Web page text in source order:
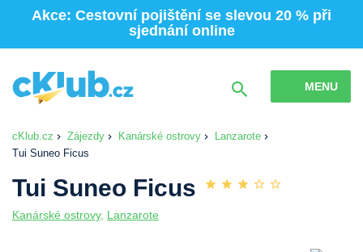
Akce: Cestovní pojištění se slevou 20 % při
sjednání online
MENU
cKlub.cz Zájezdy Kanárské ostrovy
Lanzarote
Tui Suneo Ficus
Tui Suneo Ficus
Kanárské ostrovy, Lanzarote